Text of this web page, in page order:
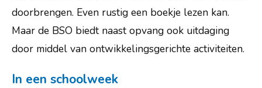
doorbrengen. Even rustig een boekje lezen kan.
Maar de BSO biedt naast opvang ook uitdaging
door middel van ontwikkelingsgerichte activiteiten.
In een schoolweek